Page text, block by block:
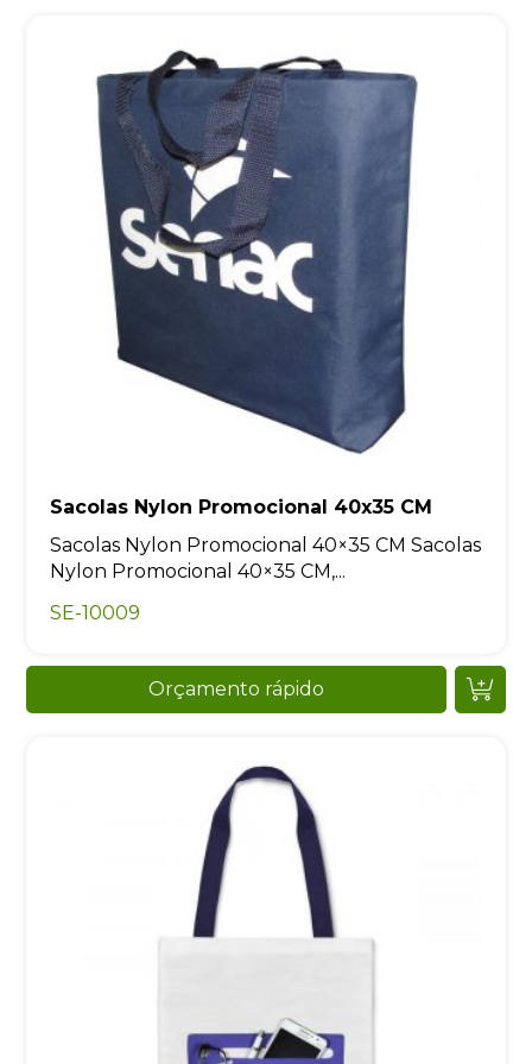
Sacolas Nylon Promocional 40x35 CM
Sacolas Nylon Promocional 40×35 CM Sacolas
Nylon Promocional 40×35 CM,...
SE-10009
Orçamento rápido